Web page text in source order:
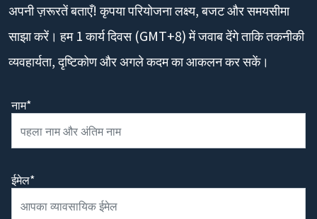
अपनी ज़रूरतें बताएँ! कृपया परियोजना लक्ष्य, बजट और समयसीमा
साझा करें। हम 1 कार्य दिवस (GMT+8) में जवाब देंगे ताकि तकनीकी
व्यवहार्यता, दृष्टिकोण और अगले कदम का आकलन कर सकें।
नाम*
ईमेल*